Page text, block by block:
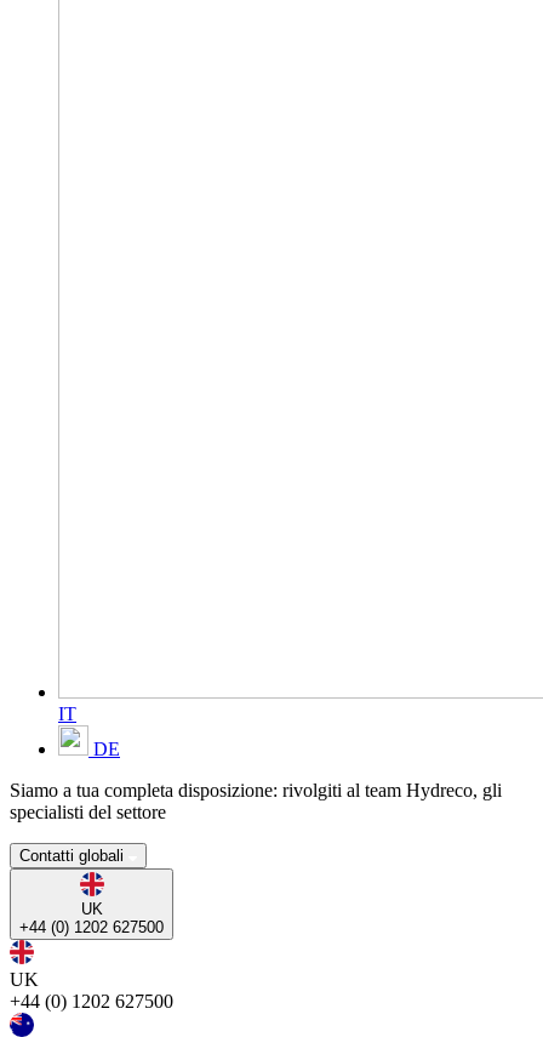
IT
DE
Siamo a tua completa disposizione: rivolgiti al team Hydreco, gli
specialisti del settore
Contatti globali
UK
+44 (0) 1202 627500
UK
+44 (0) 1202 627500